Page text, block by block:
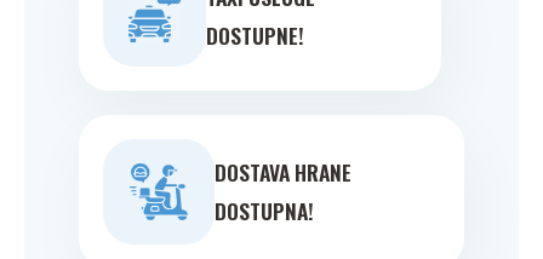
DOSTUPNE!
DOSTAVA HRANE
DOSTUPNA!